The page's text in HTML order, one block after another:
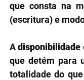
que consta na
(escritura) e
A disponibilidade
que detém para
totalidade do